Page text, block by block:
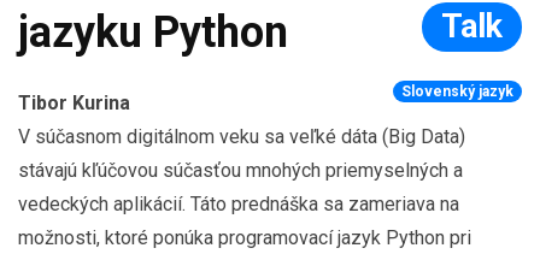
jazyku Python
Talk
Slovenský jazyk
Tibor Kurina
V súčasnom digitálnom veku sa veľké dáta (Big Data)
stávajú kľúčovou súčasťou mnohých priemyselných a
vedeckých aplikácií. Táto prednáška sa zameriava na
možnosti, ktoré ponúka programovací jazyk Python pri